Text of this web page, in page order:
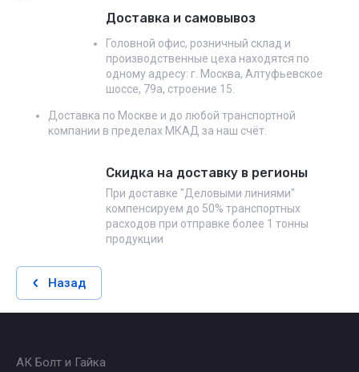
Доставка и самовывоз
Головной офис, розничный склад и
производственные цеха находятся по
одному адресу: г. Москва, Алтуфьевское
шоссе, 79а, строение 15.
Доставка по Москве и до любой транспортной
компании в пределах МКАД за наш счёт.
Скидка на доставку в регионы
При доставке "Деловыми линиями"
компенсируем до 50% транспортных
расходов при отправке более 1 тонны
продукции
Назад
АК Болт и Гайка